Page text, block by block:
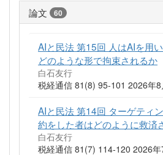
論文 60
AIと民法 第15回 人はAIを用
どのような形で拘束されるか
白石友行
税経通信 81(8) 95-101 2026年8
AIと民法 第14回 ターゲティ
約をした者はどのように救済
白石友行
税経通信 81(7) 114-120 2026年